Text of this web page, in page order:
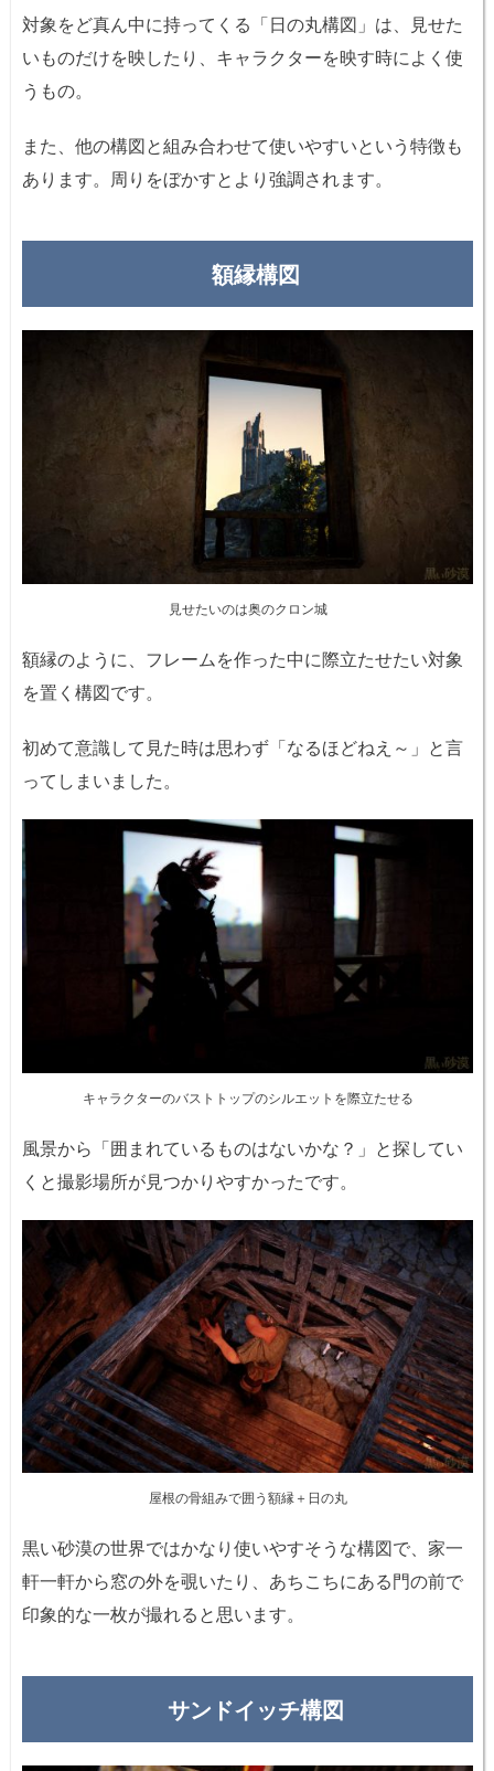
対象をど真ん中に持ってくる「日の丸構図」は、見せた
いものだけを映したり、キャラクターを映す時によく使
うもの。
また、他の構図と組み合わせて使いやすいという特徴も
あります。周りをぼかすとより強調されます。
額縁構図
見せたいのは奥のクロン城
額縁のように、フレームを作った中に際立たせたい対象
を置く構図です。
初めて意識して見た時は思わず「なるほどねえ～」と言
ってしまいました。
キャラクターのバストトップのシルエットを際立たせる
風景から「囲まれているものはないかな？」と探してい
くと撮影場所が見つかりやすかったです。
屋根の骨組みで囲う額縁＋日の丸
黒い砂漠の世界ではかなり使いやすそうな構図で、家一
軒一軒から窓の外を覗いたり、あちこちにある門の前で
印象的な一枚が撮れると思います。
サンドイッチ構図